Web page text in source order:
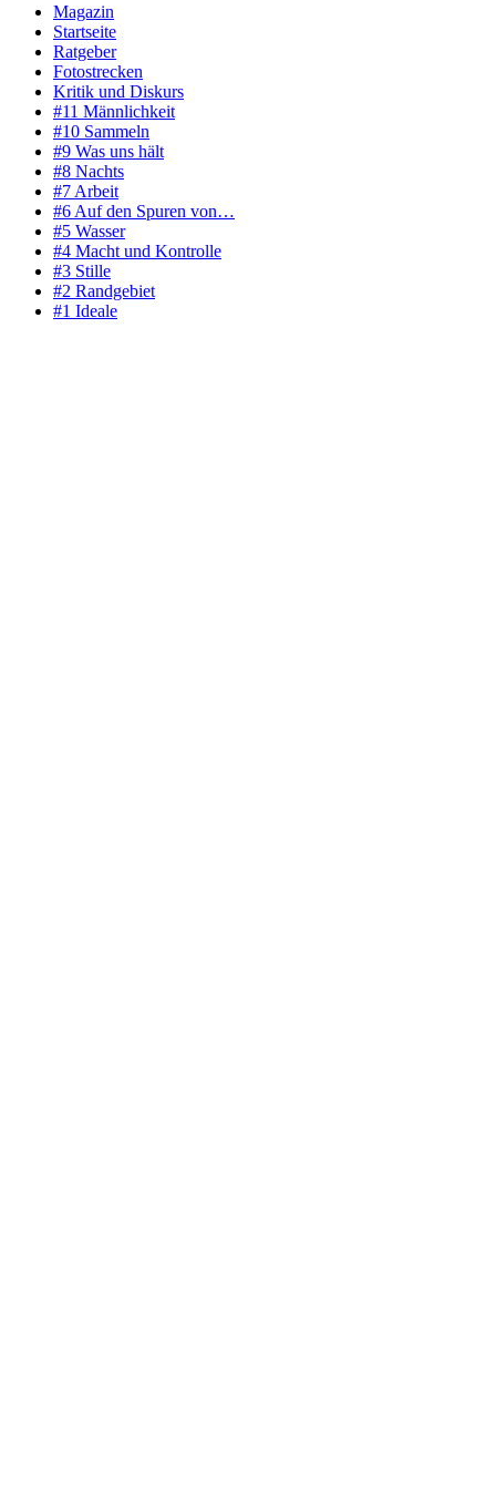
Magazin
Startseite
Ratgeber
Fotostrecken
Kritik und Diskurs
#11 Männlichkeit
#10 Sammeln
#9 Was uns hält
#8 Nachts
#7 Arbeit
#6 Auf den Spuren von…
#5 Wasser
#4 Macht und Kontrolle
#3 Stille
#2 Randgebiet
#1 Ideale